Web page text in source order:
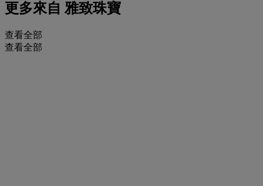
更多來自 雅致珠寶
查看全部
查看全部